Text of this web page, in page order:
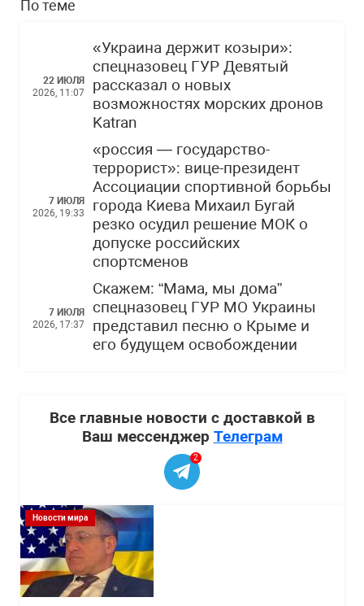
По теме
22 ИЮЛЯ
2026, 11:07
«Украина держит козыри»:
спецназовец ГУР Девятый
рассказал о новых
возможностях морских дронов
Katran
7 ИЮЛЯ
2026, 19:33
«россия — государство-
террорист»: вице-президент
Ассоциации спортивной борьбы
города Киева Михаил Бугай
резко осудил решение МОК о
допуске российских
спортсменов
7 ИЮЛЯ
2026, 17:37
Скажем: “Мама, мы дома”
спецназовец ГУР МО Украины
представил песню о Крыме и
его будущем освобождении
Все главные новости с доставкой в
Ваш мессенджер Телеграм
2
Новости мира